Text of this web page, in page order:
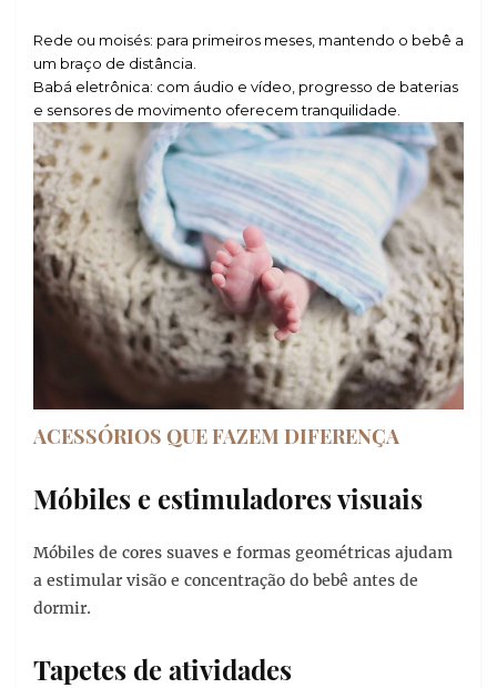
Rede ou moisés: para primeiros meses, mantendo o bebê a
um braço de distância.
Babá eletrônica: com áudio e vídeo, progresso de baterias
e sensores de movimento oferecem tranquilidade.
ACESSÓRIOS QUE FAZEM DIFERENÇA
Móbiles e estimuladores visuais
Móbiles de cores suaves e formas geométricas ajudam
a estimular visão e concentração do bebê antes de
dormir.
Tapetes de atividades